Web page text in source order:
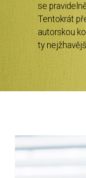
se
Tentokrát
autorskou
ty